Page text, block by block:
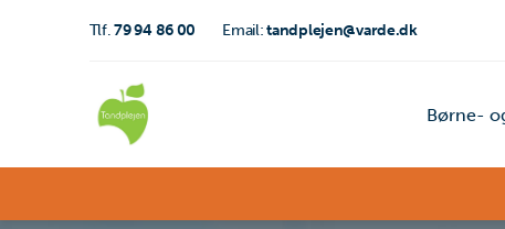
Tlf.79 94 86 00 Email:tandplejen@varde.dk
Børne-